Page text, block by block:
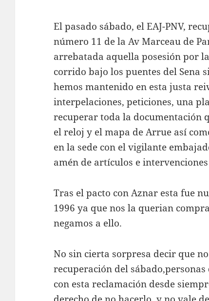
El pasado sábado, el EAJ-PNV,
número 11 de la Av Marceau de
arrebatada aquella posesión por
corrido bajo los puentes del Sena
hemos mantenido en esta justa
interpelaciones, peticiones, una
recuperar toda la documentación
el reloj y el mapa de Arrue así
en la sede con el vigilante
amén de artículos e
Tras el pacto con Aznar esta fue
1996 ya que nos la querian
negamos a ello.
No sin cierta sorpresa decir que
recuperación del
con esta reclamación desde